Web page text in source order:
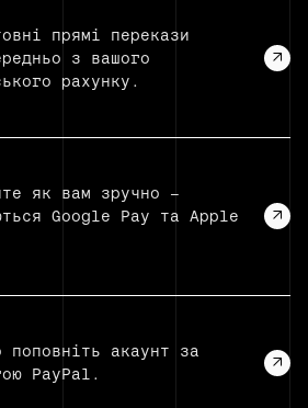
прямі перекази
з вашого
рахунку.
як вам зручно —
Google Pay та Apple
поповніть акаунт за
PayPal.